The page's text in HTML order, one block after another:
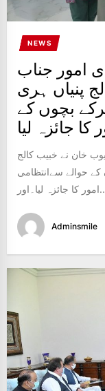
NEWS
امور جناب
پنیاں ہری
بچوں کے
جائزہ لیا
خان نے خبیب کالج
کے حوالے سےانتظامی
لیا۔اور...
Adminsmile